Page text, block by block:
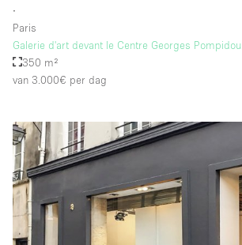
∙
Paris
Galerie d'art devant le Centre Georges Pompidou
350 m²
van 3.000€ per dag